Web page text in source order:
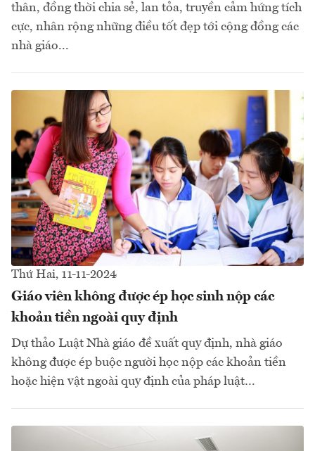
thân, đồng thời chia sẻ, lan tỏa, truyền cảm hứng tích
cực, nhân rộng những điều tốt đẹp tới cộng đồng các
nhà giáo...
Thứ Hai, 11-11-2024
Giáo viên không được ép học sinh nộp các
khoản tiền ngoài quy định
Dự thảo Luật Nhà giáo đề xuất quy định, nhà giáo
không được ép buộc người học nộp các khoản tiền
hoặc hiện vật ngoài quy định của pháp luật…